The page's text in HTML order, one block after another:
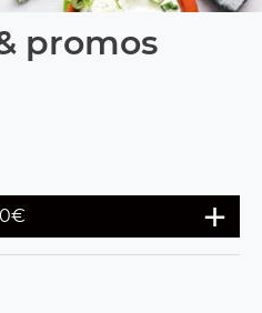
promos